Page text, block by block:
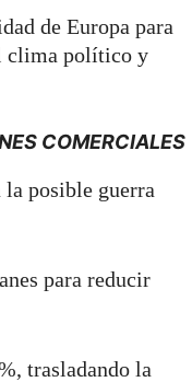
de Europa para
clima político y
COMERCIALES
la posible guerra
para reducir
trasladando la